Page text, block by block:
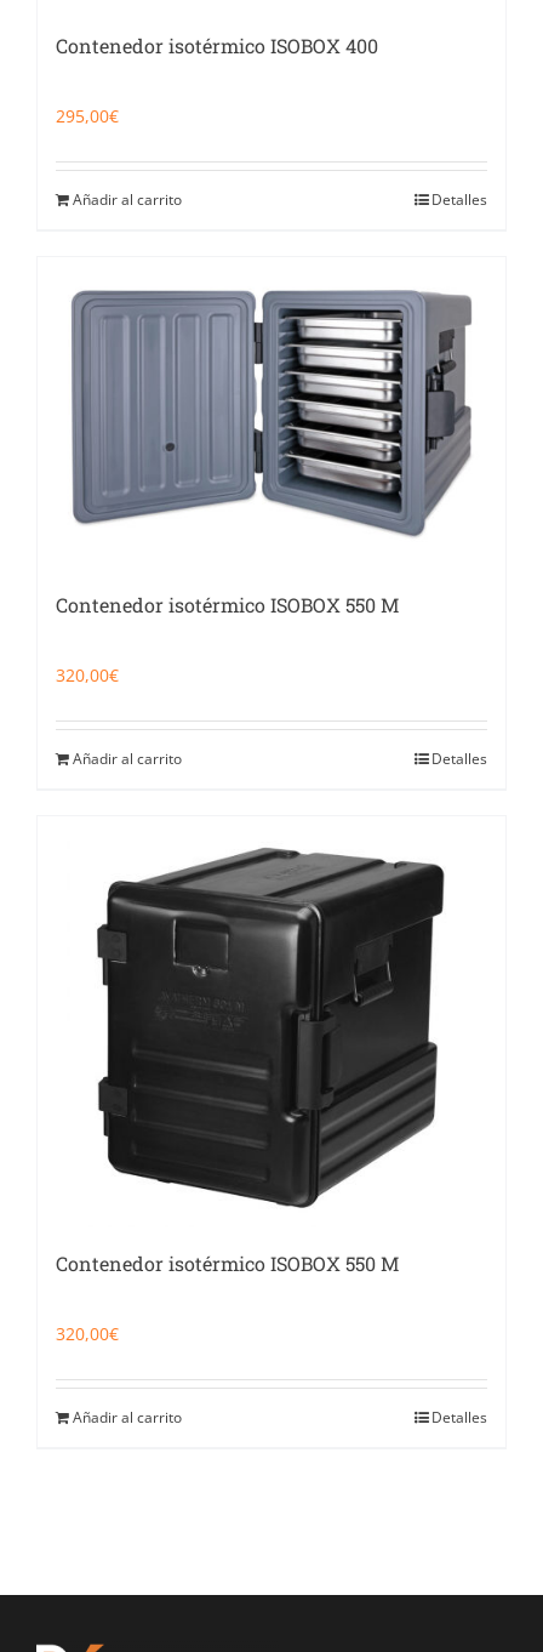
Contenedor isotérmico ISOBOX 400
295,00€
Añadir al carrito Detalles
Contenedor isotérmico ISOBOX 550 M
320,00€
Añadir al carrito Detalles
Contenedor isotérmico ISOBOX 550 M
320,00€
Añadir al carrito Detalles